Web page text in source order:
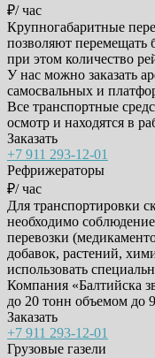
₽/ час
Крупногабаритные
позволяют перемещать
при этом количество
У нас можно заказать
самосвальных и
Все транспортные
осмотр и находятся в
Заказать
+7 911 293-12-01
Рефрижераторы
₽/ час
Для транспортировки
необходимо
перевозки
добавок, растений,
использовать
Компания «Балтийска
до 20 тонн объемом до
Заказать
+7 911 293-12-01
Грузовые газели